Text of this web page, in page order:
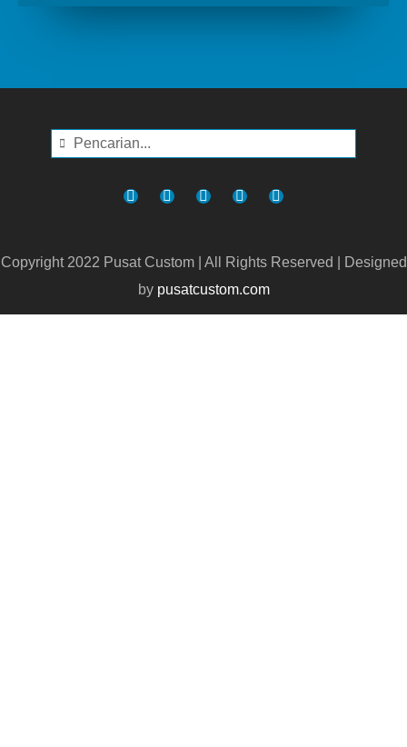
Copyright 2022 Pusat Custom | All Rights Reserved | Designed
by pusatcustom.com